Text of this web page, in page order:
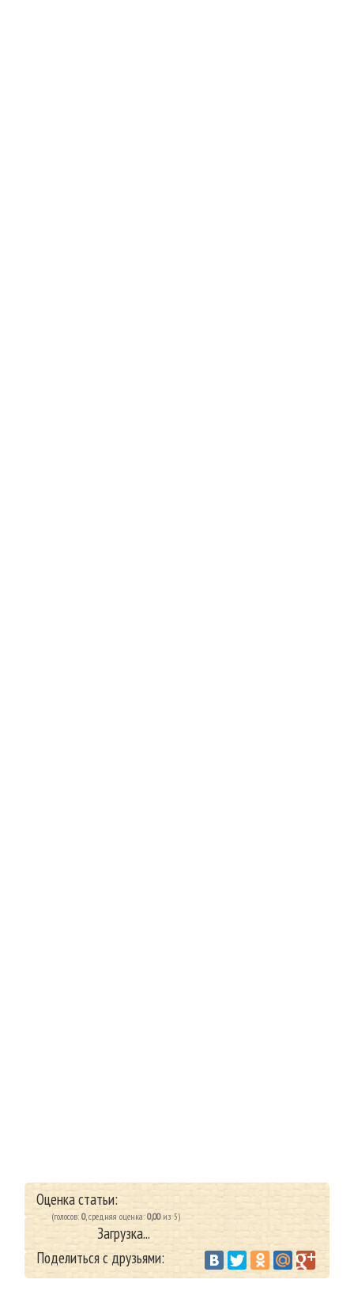
Оценка статьи:
(голосов: 0, средняя оценка: 0,00из 5)
Загрузка...
Поделиться с друзьями: